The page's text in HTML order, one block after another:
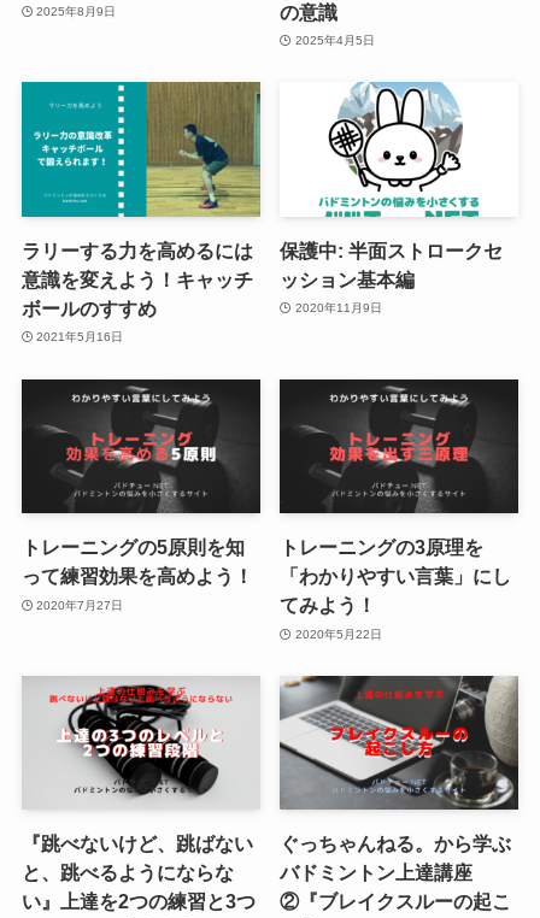
2025年8月9日
の意識
2025年4月5日
ラリーする力を高めるには
意識を変えよう！キャッチ
ボールのすすめ
2021年5月16日
保護中: 半面ストロークセ
ッション基本編
2020年11月9日
トレーニングの5原則を知
って練習効果を高めよう！
2020年7月27日
トレーニングの3原理を
「わかりやすい言葉」にし
てみよう！
2020年5月22日
『跳べないけど、跳ばない
と、跳べるようにならな
い』上達を2つの練習と3つ
ぐっちゃんねる。から学ぶ
バドミントン上達講座
②『ブレイクスルーの起こ